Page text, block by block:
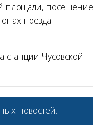
площади, посещение
поезда
станции Чусовской.
новостей.